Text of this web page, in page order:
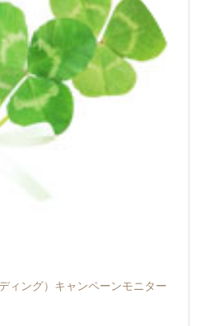
ィング）キャンペーンモニター